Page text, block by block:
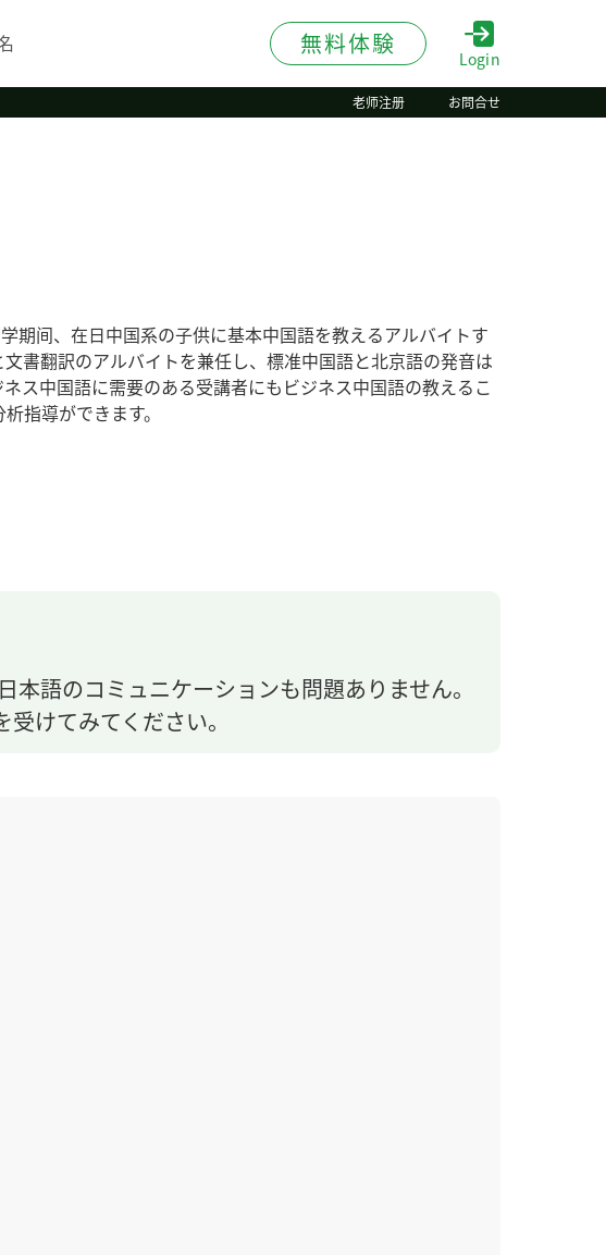
無料体験
Login
老师注册 お問合せ
期间、在日中国系の子供に基本中国語を教えるアルバイトす
書翻訳のアルバイトを兼任し、標准中国語と北京語の発音は
ス中国語に需要のある受講者にもビジネス中国語の教えるこ
指導ができます。
語のコミュニケーションも問題ありません。
けてみてください。